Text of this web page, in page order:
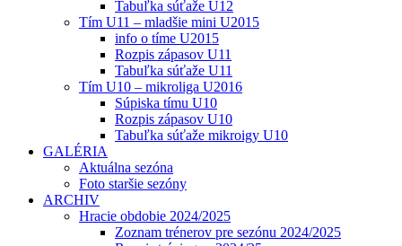
Tabuľka súťaže U12
Tím U11 – mladšie mini U2015
info o tíme U2015
Rozpis zápasov U11
Tabuľka súťaže U11
Tím U10 – mikroliga U2016
Súpiska tímu U10
Rozpis zápasov U10
Tabuľka súťaže mikroigy U10
GALÉRIA
Aktuálna sezóna
Foto staršie sezóny
ARCHIV
Hracie obdobie 2024/2025
Zoznam trénerov pre sezónu 2024/2025